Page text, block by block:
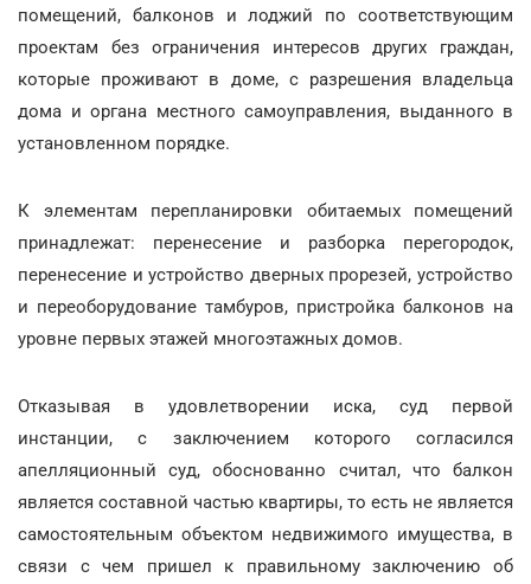
помещений, балконов и лоджий по соответствующим
проектам без ограничения интересов других граждан,
которые проживают в доме, с разрешения владельца
дома и органа местного самоуправления, выданного в
установленном порядке.
К элементам перепланировки обитаемых помещений
принадлежат: перенесение и разборка перегородок,
перенесение и устройство дверных прорезей, устройство
и переоборудование тамбуров, пристройка балконов на
уровне первых этажей многоэтажных домов.
Отказывая в удовлетворении иска, суд первой
инстанции, с заключением которого согласился
апелляционный суд, обоснованно считал, что балкон
является составной частью квартиры, то есть не является
самостоятельным объектом недвижимого имущества, в
связи с чем пришел к правильному заключению об